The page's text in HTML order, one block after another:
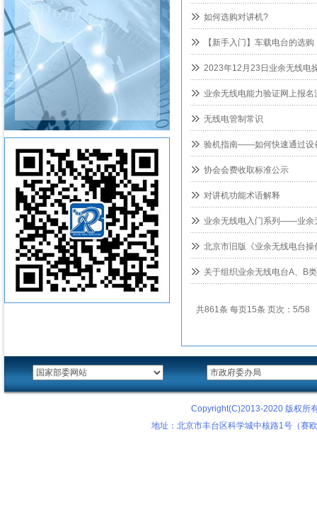
如何选购对讲机?
【新手入门】车载电台的选
2023年12月23日业余无线电
业余无线电能力验证网上报名
无线电管制常识
验机指南——如何快速通过设
协会会费收取标准公示
对讲机功能术语解释
业余无线电入门系列——业余
北京市旧版《业余无线电台
关于组织业余无线电台A、B
共861条 每页15条 页次：5/58
Copyright(C)2013-2020 版权所
地址：北京市丰台区科学城中核路1号（赛